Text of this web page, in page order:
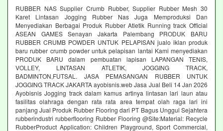
RUBBER NAS Supplier Crumb Rubber, Supplier Rubber Mesh 30
Karet Lintasan Jogging Rubber Nas Juga Memproduksi Dan
Menyediakan Berbagai Produk Rubber Atletik Running track Official
ASEAN GAMES Senayan Jakarta Palembang PRODUK BARU
RUBBER CRUMB POWDER UNTUK PELAPISAN jualo iklan produk
baru rubber crumb powder untuk pelapisan lantai Kami menyediakan
PRODUK BARU dalam pembuatan lapisan LAPANGAN TENIS,
VOLLEY, LINTASAN ATLETIK, JOGGING TRACK,
BADMINTON,FUTSAL. JASA PEMASANGAN RUBBER UNTUK
JOGGING TRACK JAKARTA ayobisnis.web Jasa Jual Beli 14 Jan 2026
Ayobisnis Jogging track dalam kamus artinya lintasan lari laun atau
fasilitas olahraga dengan rata rata area tempat olah raga lari ini
panjang Jual Produk Rubber Flooring dari PT Bagus Unggul Sejahtera
rubberindustri rubberflooring Rubber Flooring @Site:Material: Recycle
RubberProduct Application: Children Playground, Sport Commercial,